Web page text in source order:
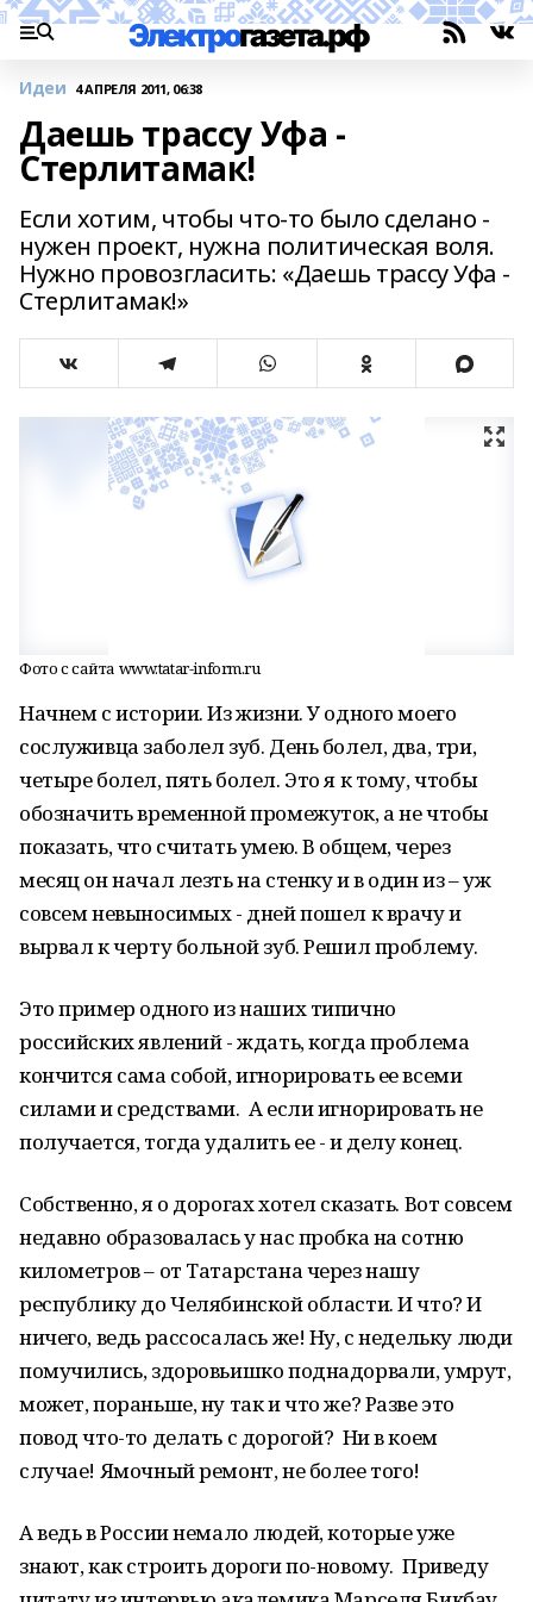
Идеи 4 АПРЕЛЯ 2011, 06:38
Даешь трассу Уфа -
Стерлитамак!
Если хотим, чтобы что-то было сделано -
нужен проект, нужна политическая воля.
Нужно провозгласить: «Даешь трассу Уфа -
Стерлитамак!»
Фото с сайта www.tatar-inform.ru
Начнем с истории. Из жизни. У одного моего
сослуживца заболел зуб. День болел, два, три,
четыре болел, пять болел. Это я к тому, чтобы
обозначить временной промежуток, а не чтобы
показать, что считать умею. В общем, через
месяц он начал лезть на стенку и в один из – уж
совсем невыносимых - дней пошел к врачу и
вырвал к черту больной зуб. Решил проблему.
Это пример одного из наших типично
российских явлений - ждать, когда проблема
кончится сама собой, игнорировать ее всеми
силами и средствами. А если игнорировать не
получается, тогда удалить ее - и делу конец.
Собственно, я о дорогах хотел сказать. Вот совсем
недавно образовалась у нас пробка на сотню
километров – от Татарстана через нашу
республику до Челябинской области. И что? И
ничего, ведь рассосалась же! Ну, с недельку люди
помучились, здоровьишко поднадорвали, умрут,
может, пораньше, ну так и что же? Разве это
повод что-то делать с дорогой? Ни в коем
случае! Ямочный ремонт, не более того!
А ведь в России немало людей, которые уже
знают, как строить дороги по-новому. Приведу